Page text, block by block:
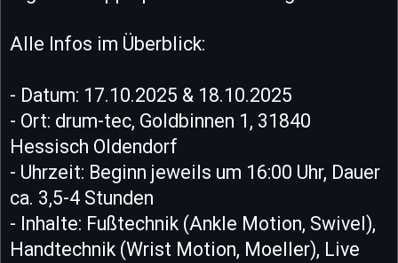
Alle Infos im Überblick:
- Datum: 17.10.2025 & 18.10.2025
- Ort: drum-tec, Goldbinnen 1, 31840
Hessisch Oldendorf
- Uhrzeit: Beginn jeweils um 16:00 Uhr, Dauer
ca. 3,5-4 Stunden
- Inhalte: Fußtechnik (Ankle Motion, Swivel),
Handtechnik (Wrist Motion, Moeller), Live